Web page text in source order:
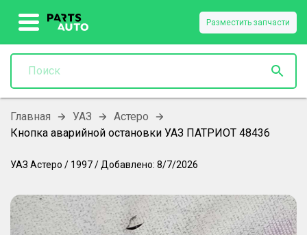
Разместить запчасти
Главная УАЗ
Астеро
Кнопка аварийной остановки УАЗ ПАТРИОТ 48436
УАЗ Астеро / 1997/ Добавлено: 8/7/2026